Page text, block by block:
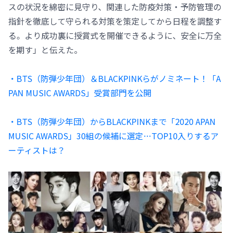
スの状況を綿密に見守り、関連した防疫対策・予防管理の
指針を徹底して守られる対策を策定してから日程を調整す
る。より成功裏に授賞式を開催できるように、安全に万全
を期す」と伝えた。
・BTS（防弾少年団）＆BLACKPINKらがノミネート！「A
PAN MUSIC AWARDS」受賞部門を公開
・BTS（防弾少年団）からBLACKPINKまで「2020 APAN
MUSIC AWARDS」30組の候補に選定…TOP10入りするア
ーティストは？